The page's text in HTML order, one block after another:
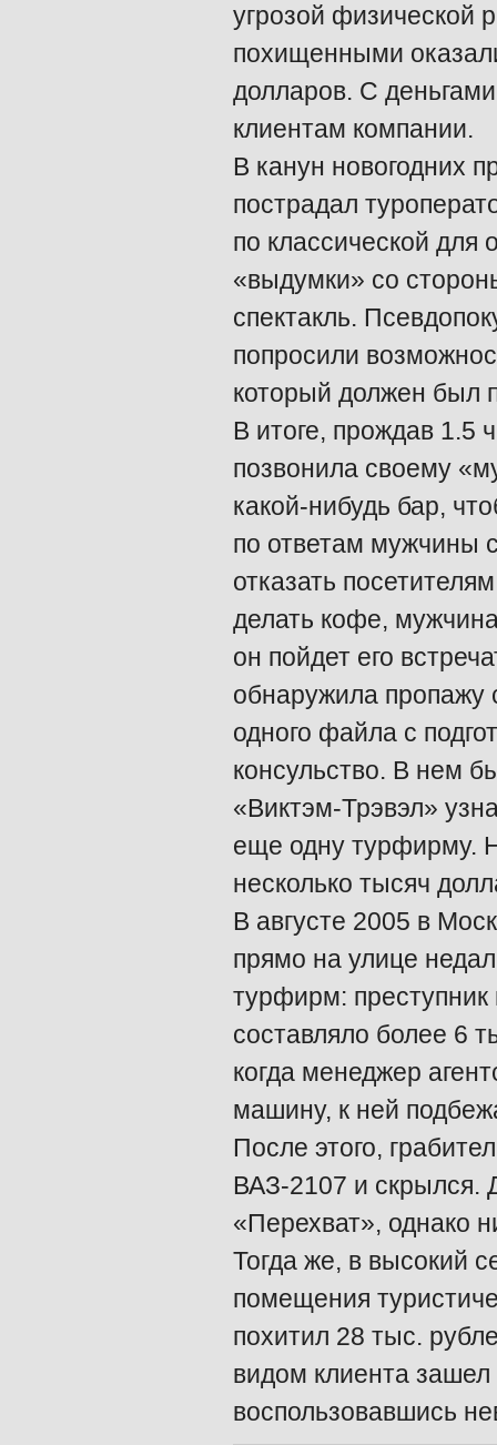
угрозой физической
похищенными
долларов. С
клиентам компании.
В канун новогодних
пострадал
по классической для
«выдумки» со
спектакль.
попросили
который должен был
В итоге, прождав 1.5
позвонила своему
какой-нибудь бар,
по ответам мужчины
отказать
делать кофе,
он пойдет его
обнаружила пропажу
одного файла с
консульство. В нем
«Виктэм-Трэвэл»
еще одну турфирму.
несколько тысяч
В августе 2005 в
прямо на улице
турфирм:
составляло более 6
когда менеджер
машину, к ней
После этого,
ВАЗ-2107 и скрылся.
«Перехват», однако
Тогда же, в высокий
помещения
похитил 28 тыс.
видом клиента зашел
воспользовавшись